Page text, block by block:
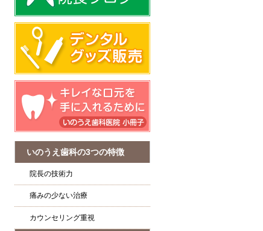
いのうえ歯科の3つの特徴
院長の技術力
痛みの少ない治療
カウンセリング重視